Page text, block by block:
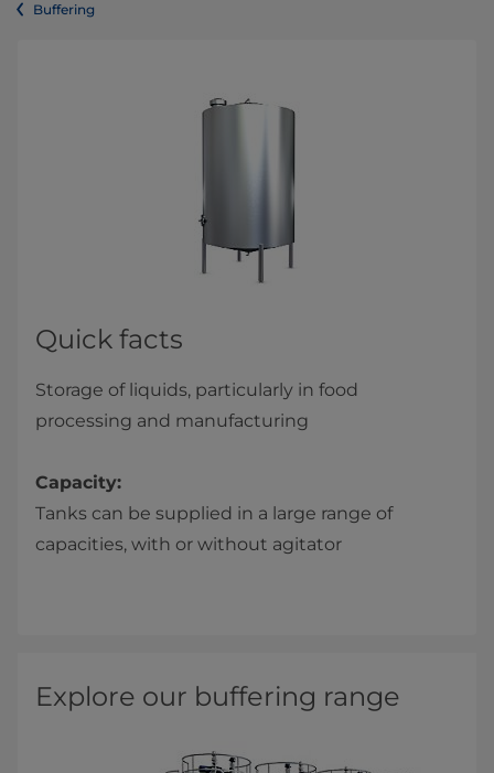
Buffering
Quick facts
Storage of liquids, particularly in food
processing and manufacturing
Capacity:
Tanks can be supplied in a large range of
capacities, with or without agitator
Explore our buffering range